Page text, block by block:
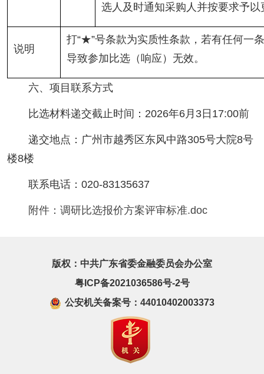
选人及时通知采购人并按要求予以
说明
打“★”号条款为实质性条款，若有任何一
导致参加比选（响应）无效。
六、项目联系方式
比选材料递交截止时间：2026年6月3日17:00前
递交地点：广州市越秀区东风中路305号大院8号
楼8楼
联系电话：020-83135637
附件：调研比选报价方案评审标准.doc
版权：中共广东省委金融委员会办公室
粤ICP备2021036586号-2号
公安机关备案号：44010402003373